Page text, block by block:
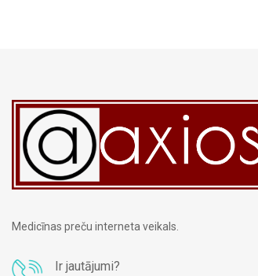
Medicīnas preču interneta veikals.
Ir jautājumi?